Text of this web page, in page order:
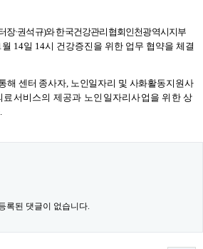
장·권석규)와 한국건강관리협회인천광역시지부
월 14일 14시 건강증진을 위한 업무 협약을 체결
해 센터 종사자, 노인일자리 및 사화활동지원사
료서비스의 제공과 노인일자리사업을 위한 상
.
록된 댓글이 없습니다.